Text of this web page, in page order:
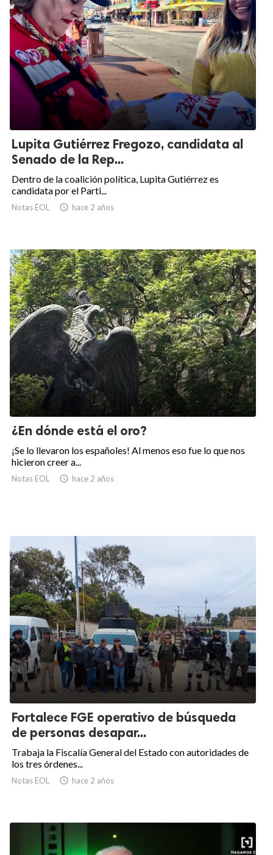
Lupita Gutiérrez Fregozo, candidata al
Senado de la Rep...
Dentro de la coalición política, Lupita Gutiérrez es
candidata por el Parti...
Notas EOL  hace 2 años
¿En dónde está el oro?
¡Se lo llevaron los españoles! Al menos eso fue lo que nos
hicieron creer a...
Notas EOL  hace 2 años
Fortalece FGE operativo de búsqueda
de personas desapar...
Trabaja la Fiscalía General del Estado con autoridades de
los tres órdenes...
Notas EOL  hace 2 años